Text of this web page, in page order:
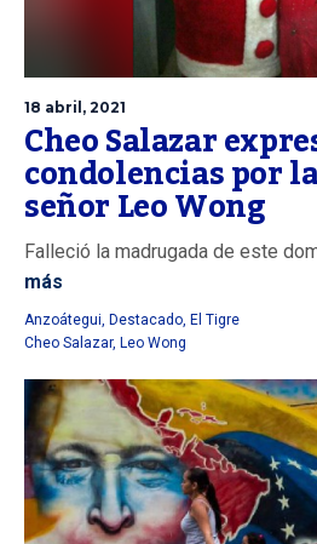
18 abril, 2021
Cheo Salazar
condolencias por
señor Leo Wong
Falleció la madrugada de este
más
Anzoátegui, Destacado, El Tigre
Cheo Salazar, Leo Wong